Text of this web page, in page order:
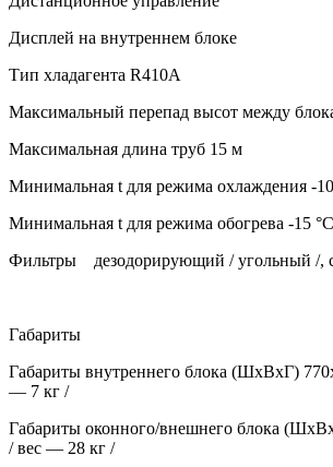
Дисплей на внутреннем блоке
Тип хладагента R410А
Максимальный перепад высот между
Максимальная длина труб 15 м
Минимальная t для режима охлаждения -
Минимальная t для режима обогрева -15 °C
Фильтры
дезодорирующий / угольный /,
Габариты
Габариты внутреннего блока (ШхВхГ)
— 7 кг /
Габариты оконного/внешнего блока
/ вес — 28 кг /